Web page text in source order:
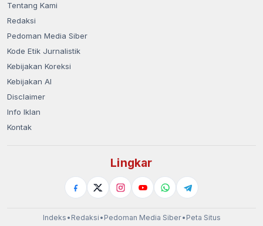
Tentang Kami
Redaksi
Pedoman Media Siber
Kode Etik Jurnalistik
Kebijakan Koreksi
Kebijakan AI
Disclaimer
Info Iklan
Kontak
Lingkar
Indeks • Redaksi • Pedoman Media Siber• Peta Situs